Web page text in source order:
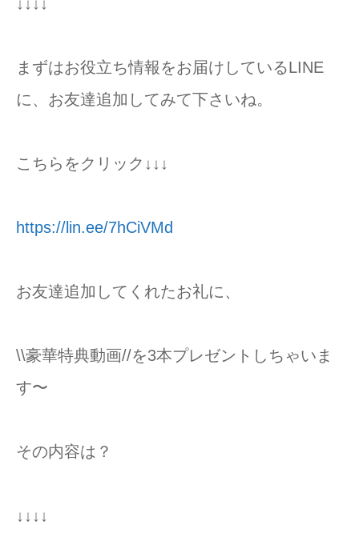
まずはお役立ち情報をお届けしているLINE
に、お友達追加してみて下さいね。
こちらをクリック↓↓↓
https://lin.ee/7hCiVMd
お友達追加してくれたお礼に、
\\豪華特典動画//を3本プレゼントしちゃいま
す〜
その内容は？
↓↓↓↓